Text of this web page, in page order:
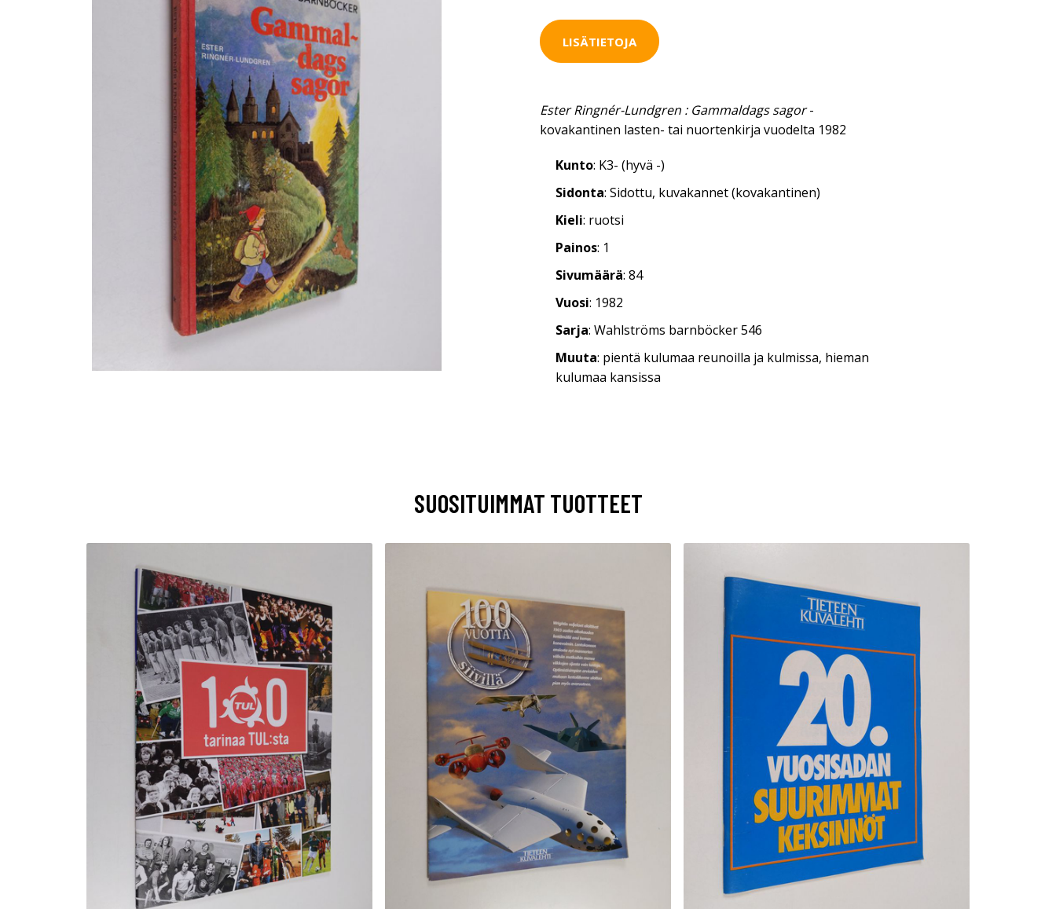
LISÄTIETOJA
Ester Ringnér-Lundgren : Gammaldags sagor-
kovakantinen lasten- tai nuortenkirja vuodelta 1982
Kunto: K3- (hyvä -)
Sidonta: Sidottu, kuvakannet (kovakantinen)
Kieli: ruotsi
Painos: 1
Sivumäärä: 84
Vuosi: 1982
Sarja: Wahlströms barnböcker 546
Muuta: pientä kulumaa reunoilla ja kulmissa, hieman
kulumaa kansissa
SUOSITUIMMAT TUOTTEET